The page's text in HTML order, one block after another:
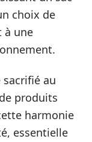
choix de
à une
au
produits
harmonie
essentielle